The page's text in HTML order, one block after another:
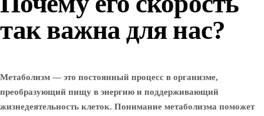
так важна для нас?
Метаболизм — это постоянный процесс в организме,
преобразующий пищу в энергию и поддерживающий
жизнедеятельность клеток. Понимание метаболизма поможет